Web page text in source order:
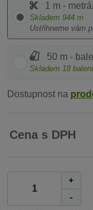
1 m -
Skladem 944 m
Ustřihneme vám
50 m -
Skladem 18 balení
Dostupnost na
Cena s DPH
+
-